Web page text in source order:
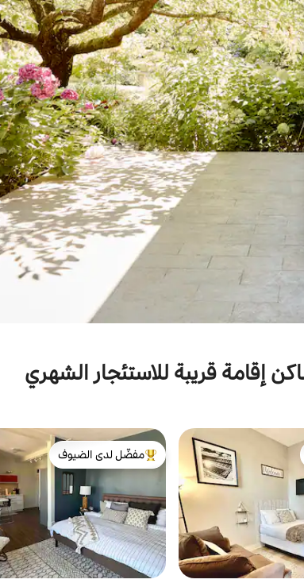
عن طريق اللمس أو السحب.
إقامة قريبة للاستئجار الشهري
من أبرز البيوت المفضّلة لدى الضيوف
مفضّل لدى الضيوف